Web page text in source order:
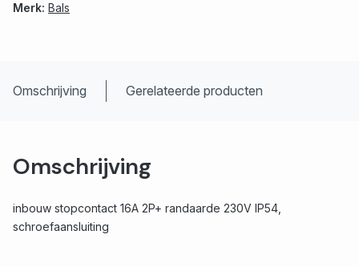
Merk: Bals
Omschrijving Gerelateerde producten
Omschrijving
inbouw stopcontact 16A 2P+ randaarde 230V IP54,
schroefaansluiting